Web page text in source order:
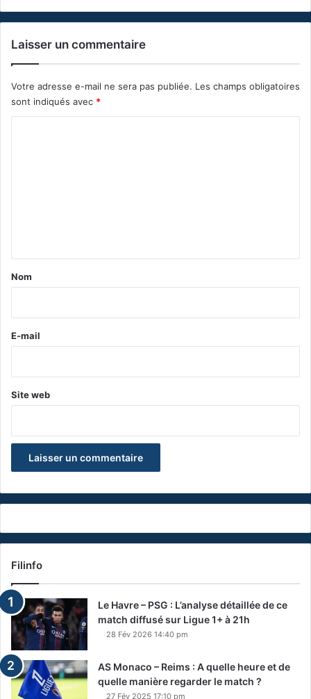
Laisser un commentaire
Votre adresse e-mail ne sera pas publiée. Les champs obligatoires
sont indiqués avec *
a
e
Nom
E-mail
Site web
Filinfo
Le Havre – PSG : L’analyse détaillée de ce
match diffusé sur Ligue 1+ à 21h
28 Fév 2026 14:40 pm
AS Monaco – Reims : A quelle heure et de
quelle manière regarder le match ?
27 Fév 2025 17:10 pm